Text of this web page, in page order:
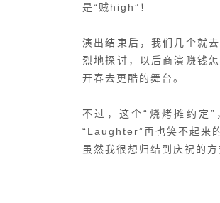
是“贼high”！
演出结束后，我们几个就
烈地探讨，以后商演赚钱
开春去更酷的舞台。
不过，这个“烧烤摊约定
“Laughter”再也笑不起来
虽然我很想归结到庆祝的